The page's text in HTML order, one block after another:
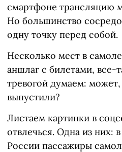
смартфоне трансляцию
Но большинство
одну точку перед собой.
Несколько мест в
аншлаг с билетами, все-
тревогой думаем: может,
выпустили?
Листаем картинки в
отвлечься. Одна из них:
России пассажиры